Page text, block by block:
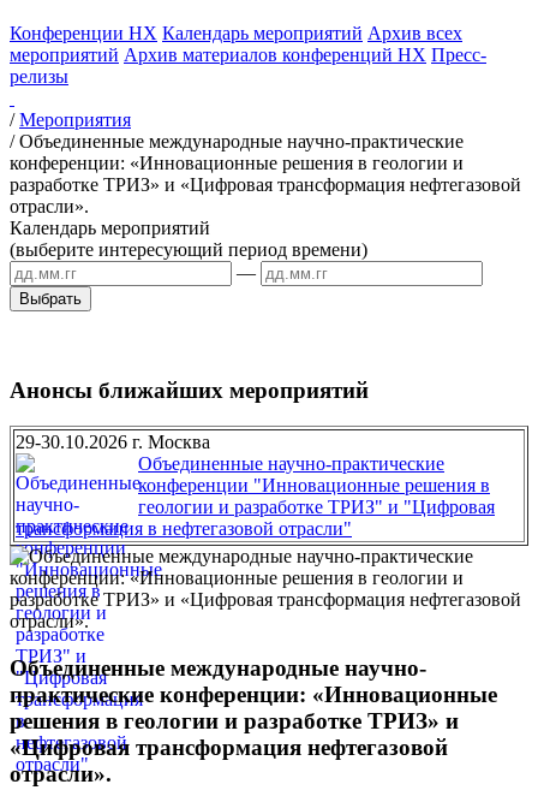
Конференции НХ Календарь мероприятий Архив всех
мероприятий Архив материалов конференций НХ Пресс-
релизы
/Мероприятия
/Объединенные международные научно-практические
конференции: «Инновационные решения в геологии и
разработке ТРИЗ» и «Цифровая трансформация нефтегазовой
отрасли».
Календарь мероприятий
(выберите интересующий период времени)
—
Анонсы ближайших мероприятий
29-30.10.2026 г. Москва
Объединенные научно-практические
конференции "Инновационные решения в
геологии и разработке ТРИЗ" и "Цифровая
трансформация в нефтегазовой отрасли"
Объединенные международные научно-
практические конференции: «Инновационные
решения в геологии и разработке ТРИЗ» и
«Цифровая трансформация нефтегазовой
отрасли».